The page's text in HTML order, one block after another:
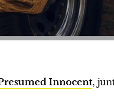
Innocent,